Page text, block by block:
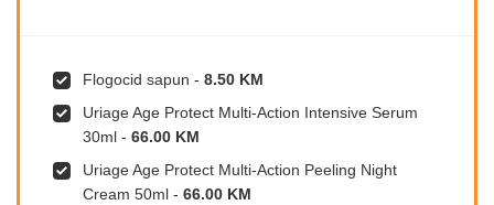
Flogocid sapun - 8.50 KM
Uriage Age Protect Multi-Action Intensive Serum
30ml - 66.00 KM
Uriage Age Protect Multi-Action Peeling Night
Cream 50ml - 66.00 KM